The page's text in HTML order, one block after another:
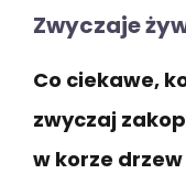
Zwyczaje
Co ciekawe,
zwyczaj
w korze